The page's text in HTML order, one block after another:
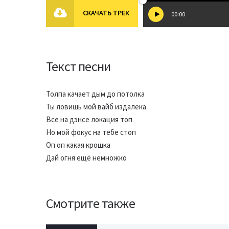
СКАЧАТЬ ТРЕК 00:00
Текст песни
Толпа качает дым до потолка
Ты ловишь мой вайб издалека
Все на дэнсе локация топ
Но мой фокус на тебе стоп
Оп оп какая крошка
Дай огня ещё немножко
Смотрите также